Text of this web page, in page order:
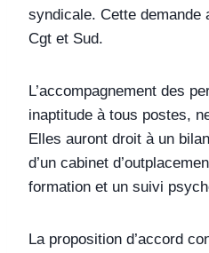
syndicale. Cette demande
Cgt et Sud.
L’accompagnement des
inaptitude à tous postes,
Elles auront droit à un
d’un cabinet
formation et un suivi
La proposition d’accord